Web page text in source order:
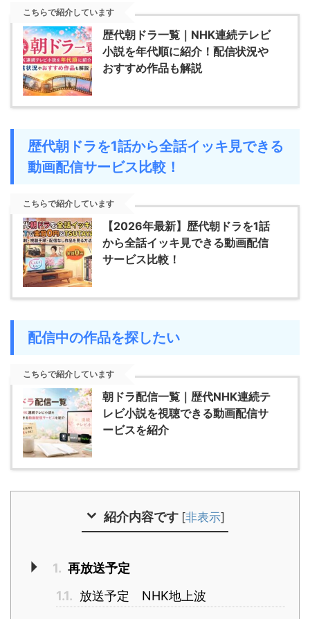
こちらで紹介しています
歴代朝ドラ一覧｜NHK連続テレビ
小説を年代順に紹介！配信状況や
おすすめ作品も解説
歴代朝ドラを1話から全話イッキ見できる
動画配信サービス比較！
こちらで紹介しています
【2026年最新】歴代朝ドラを1話
から全話イッキ見できる動画配信
サービス比較！
配信中の作品を探したい
こちらで紹介しています
朝ドラ配信一覧｜歴代NHK連続テ
レビ小説を視聴できる動画配信サ
ービスを紹介
紹介内容です [非表示]
1. 再放送予定
1.1. 放送予定 NHK地上波